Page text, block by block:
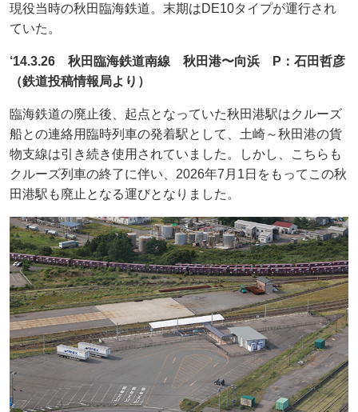
現役当時の秋田臨海鉄道。末期はDE10タイプが運行され
ていた。
‘14.3.26 秋田臨海鉄道南線 秋田港〜向浜 P：石田哲彦
（鉄道投稿情報局より）
臨海鉄道の廃止後、起点となっていた秋田港駅はクルーズ
船との連絡用臨時列車の発着駅として、土崎～秋田港の貨
物支線は引き続き使用されていました。しかし、こちらも
クルーズ列車の終了に伴い、2026年7月1日をもってこの秋
田港駅も廃止となる運びとなりました。